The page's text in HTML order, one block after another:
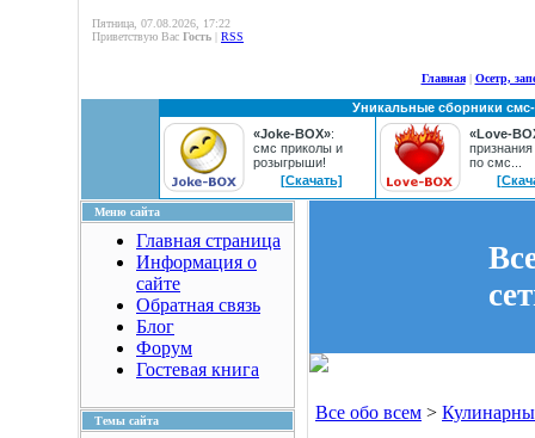
Пятница, 07.08.2026, 17:22
Приветствую Вас Гость | RSS
Главная| Осетр,
Уникальные сборники
«Joke-BOX»:
смс приколы и
розыгрыши!
[Скачать]
«Love-
по смс...
Меню сайта
Главная страница
Информация о
сайте
Обратная связь
Блог
Форум
Гостевая книга
Темы сайта Все обо всем >